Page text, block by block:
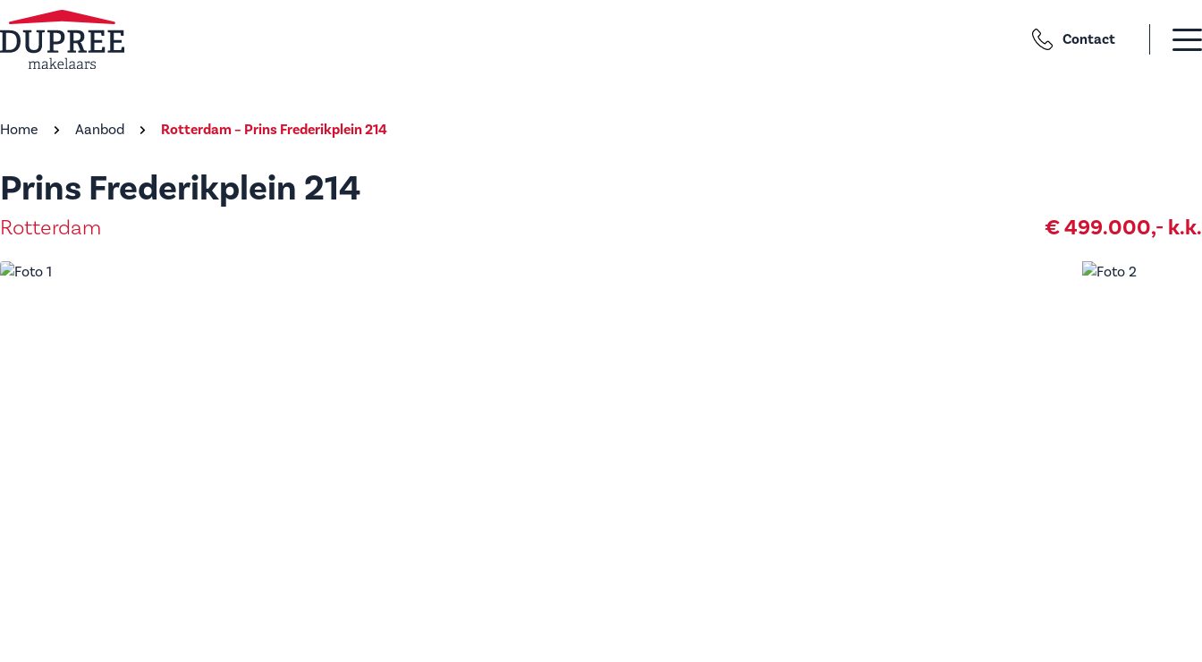
Contact
Home Aanbod Rotterdam – Prins Frederikplein 214
Prins Frederikplein 214
Rotterdam € 499.000,- k.k.